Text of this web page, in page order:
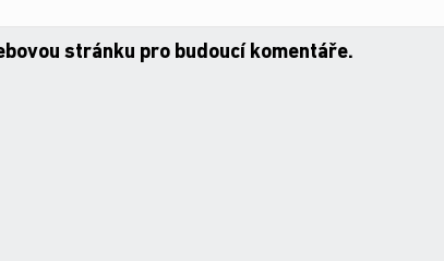
stránku pro budoucí komentáře.